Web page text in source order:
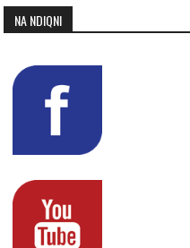
NA NDIQNI